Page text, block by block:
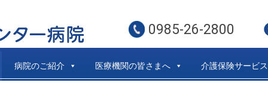
0985-26-2800
病院のご紹介 医療機関の皆さまへ 介護保険サービス